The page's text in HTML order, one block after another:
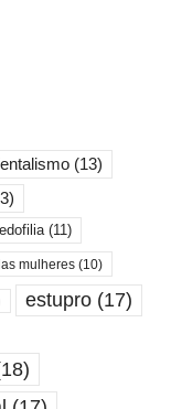
(13)
(11)
mulheres (10)
estupro (17)